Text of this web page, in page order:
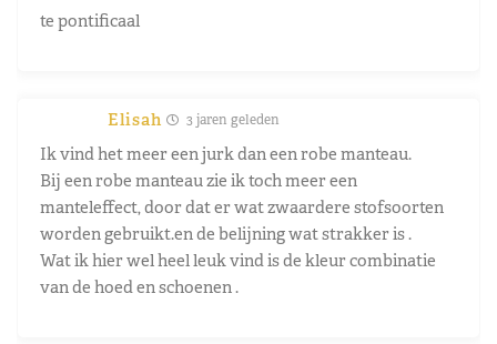
te pontificaal
Elisah 3 jaren geleden
Ik vind het meer een jurk dan een robe manteau.
Bij een robe manteau zie ik toch meer een
manteleffect, door dat er wat zwaardere stofsoorten
worden gebruikt.en de belijning wat strakker is .
Wat ik hier wel heel leuk vind is de kleur combinatie
van de hoed en schoenen .